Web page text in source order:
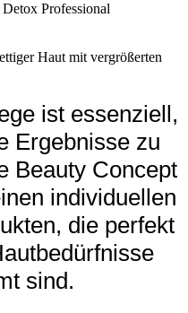
Professional
Haut mit vergrößerten
ist essenziell,
Ergebnisse zu
Beauty Concept
individuellen
die perfekt
sind.